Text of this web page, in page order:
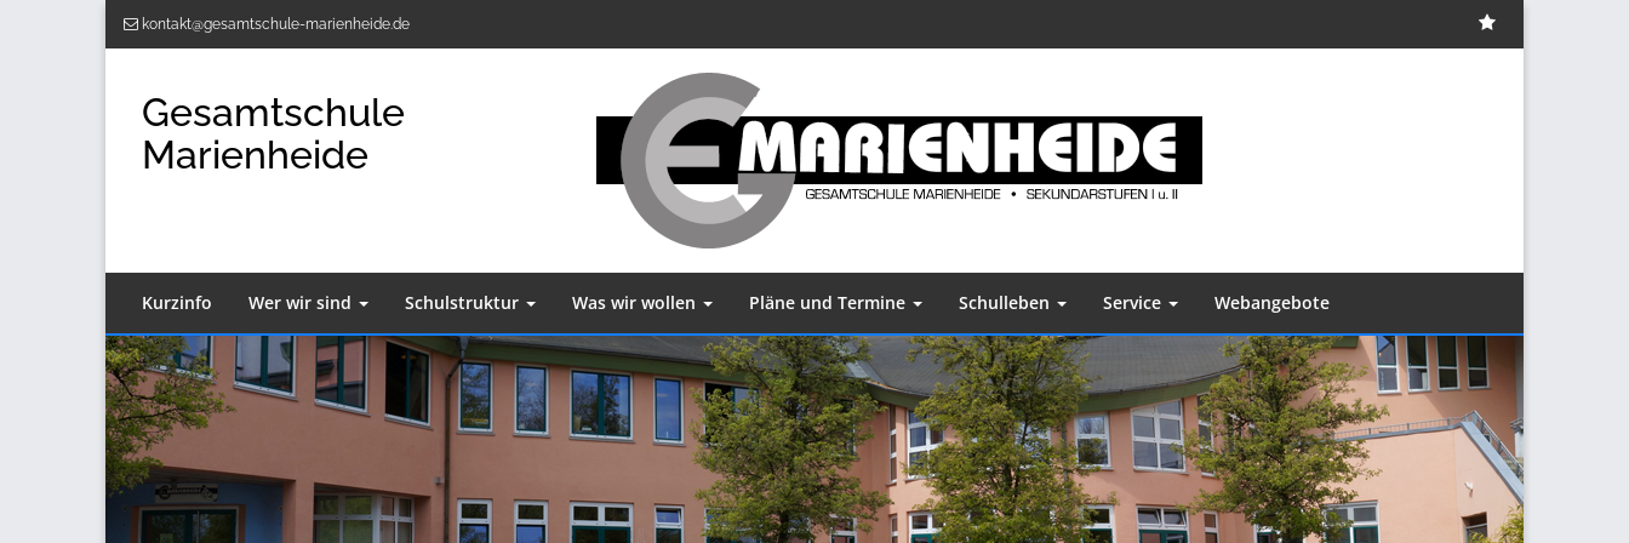
kontakt@gesamtschule-marienheide.de
Gesamtschule
Marienheide
Kurzinfo Wer wir sind Schulstruktur Was wir wollen Pläne und Termine Schulleben Service Webangebote